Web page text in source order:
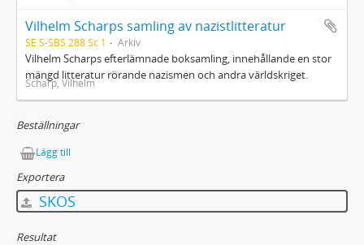
Vilhelm Scharps samling av nazistlitteratur
SE S-SBS 288 Sc 1 Arkiv
Vilhelm Scharps efterlämnade boksamling, innehållande en stor
mängd litteratur rörande nazismen och andra världskriget.
Scharp, Vilhelm
Beställningar
Lägg till
Exportera
SKOS
Resultat